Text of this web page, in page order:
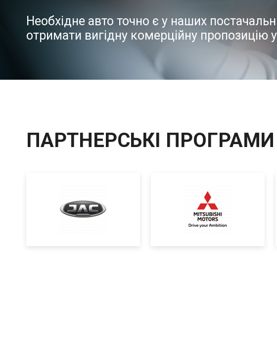
Необхідне авто точно є у наших
отримати вигідну комерційну пропозицію
ПАРТНЕРСЬКІ